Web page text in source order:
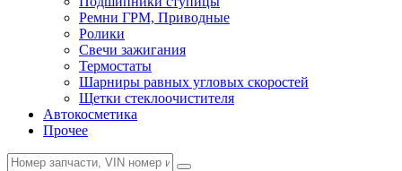
Ремни ГРМ, Приводные
Ролики
Свечи зажигания
Термостаты
Шарниры равных угловых скоростей
Щетки стеклоочистителя
Автокосметика
Прочее